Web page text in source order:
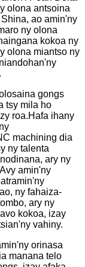
olona antsoina
ao amin'ny
ny olona
kokoa ny
olona miantso ny
gongs
tsy mila ho
roa.Hafa ihany
machining dia
ny talenta
ary ny
amin'ny
ny fahaiza-
ary ny
kokoa, izay
vahiny.
orinasa
manana telo